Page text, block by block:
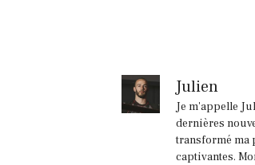
Julien
Je m'appelle
dernières
transformé ma
captivantes.